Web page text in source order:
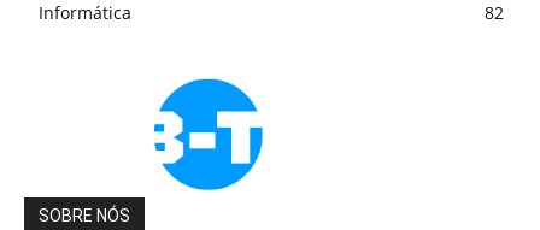
Informática
82
SOBRE NÓS